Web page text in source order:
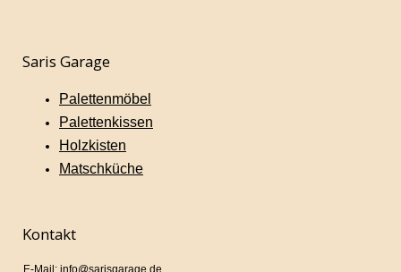
Saris Garage
Palettenmöbel
Palettenkissen
Holzkisten
Matschküche
Kontakt
E-Mail: info@sarisgarage.de